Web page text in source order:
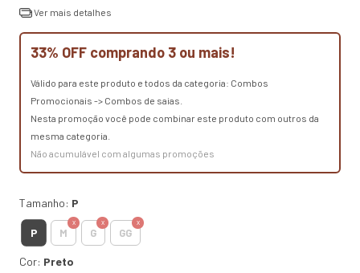
Ver mais detalhes
33% OFF comprando 3 ou mais!
Válido para este produto e todos da categoria: Combos
Promocionais -> Combos de saias.
Nesta promoção você pode combinar este produto com outros da
mesma categoria.
Não acumulável com algumas promoções
Tamanho: P
P M G GG
Cor: Preto